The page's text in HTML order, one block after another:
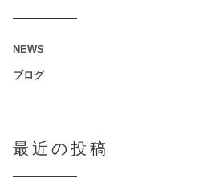
NEWS
ブログ
最近の投稿